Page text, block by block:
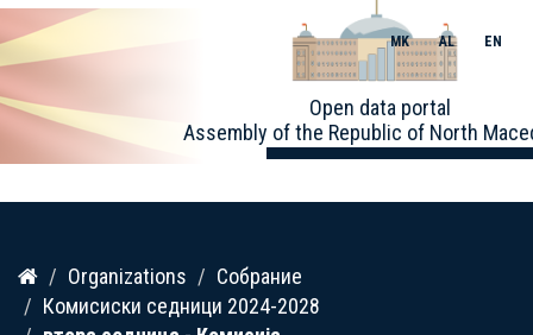
Skip
content
Open data portal
Assembly of the Republic of North
MK AL EN
Organizations
Собрание
Комисиски седници 2024-2028